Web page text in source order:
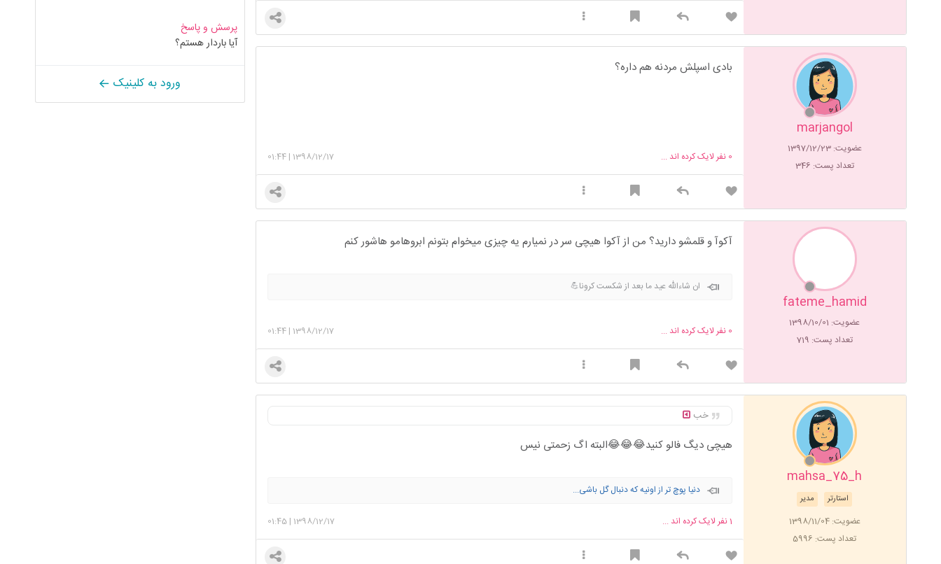
marjangol
عضویت: 1397/12/23
تعداد پست: 346
بادی اسپلش مردنه هم داره؟
1398/12/17
|
01:44 0 نفر لایک کرده اند ...
fateme_hamid
عضویت: 1398/10/01
تعداد پست: 719
آکوآ و قلمشو دارید؟ من از آکوا هیچی سر در نمیارم یه چیزی میخوام بتونم ابروهامو هاشور کنم
ان شاءالله عید ما بعد از شکست کرونا💪
1398/12/17
|
01:44 0 نفر لایک کرده اند ...
mahsa_75_h
مدیر استارتر
عضویت: 1398/11/04
تعداد پست: 5996
خب
هیچی دیگ فالو کنید😂😂😂البته اگ زحمتی نیس
دنیا پوچ تر از اونیه که دنبال گل باشی...
1398/12/17
|
01:45 1نفر لایک کرده اند ...
پرسش و پاسخ
آیا باردار هستم؟
ورود به کلینیک